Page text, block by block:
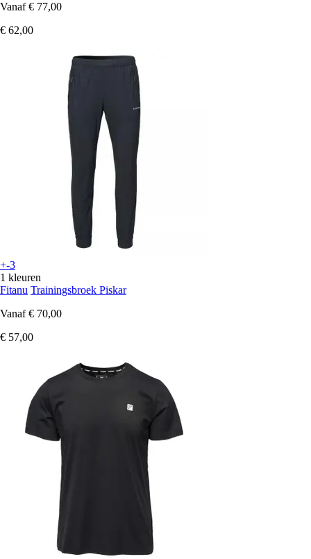
Vanaf € 77,00
€ 62,00
+-3
1 kleuren
Fitanu Trainingsbroek Piskar
Vanaf € 70,00
€ 57,00